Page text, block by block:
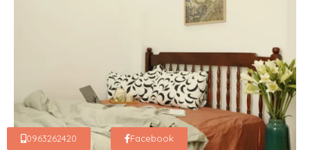
0963262420 Facebook